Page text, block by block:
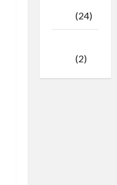
(24)
(2)